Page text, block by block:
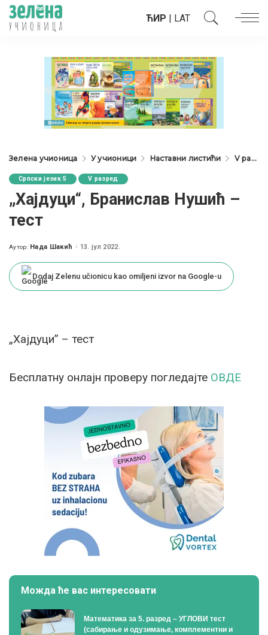
ЋИР | LAT
Зелена учионица У учионици Наставни листићи V разред
Српски језик 5 V разред
„Хајдуци“, Бранислав Нушић –
тест
Posted
Аутор: Нада Шакић 13. јул 2022.
Dodaj Zelenu učionicu kao omiljeni izvor na Google-u
„Хајдуци” – тест
Бесплатну онлајн проверу погледајте ОВДЕ
Можда ће вас интересовати
Математика за 5. разред – УГЛОВИ тест
(сабирање и одузимање, комплементни и